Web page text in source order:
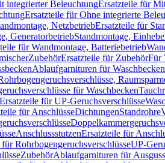
integrierter BeleuchtungErsatzteile für
Ersatzteile für Ohne integrierte
NetzbetriebErsatzteile für
GeneratorbetriebStandmontage,
für Wandmontage, Batteriebetrieb
ZubehörErsatzteile für ZubehörFür
Ablaufgarnituren für Waschbecken
für Waschbecken
Ersatzteile für UP-Geruchsverschlüsse
für AnschlüsseDichtungenStandrohre
AnschlussstutzenErsatzteile für
RohrbogengeruchsverschlüsseUP-
ZubehörAblaufgarnituren für